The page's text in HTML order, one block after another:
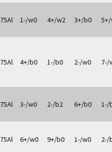
75Al 1-/w0 4+/w2 3+/b0
75Al 4+/b0 1-/b0 2-/w0 7-/
75Al 3-/w0 2-/b2 6+/b0 1-/
75Al 6+/w0 9+/b0 1-/w0 2-/